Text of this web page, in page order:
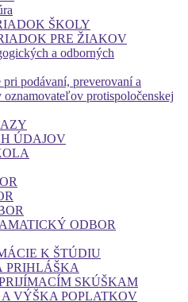
ŠKOLY
PRE ŽIAKOV
a odborných
pri podávaní, preverovaní a
protispoločenskej
ÚDAJOV
ODBOR
K ŠTÚDIU
PRIHLÁŠKA
SKÚŠKAM
VÝŠKA POPLATKOV